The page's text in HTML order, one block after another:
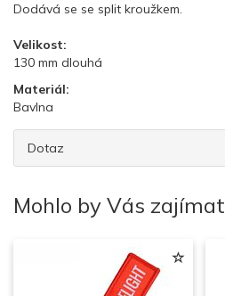
Dodává se se split kroužkem.
Velikost:
130 mm dlouhá
Materiál:
Bavlna
Dotaz
Mohlo by Vás zajímat